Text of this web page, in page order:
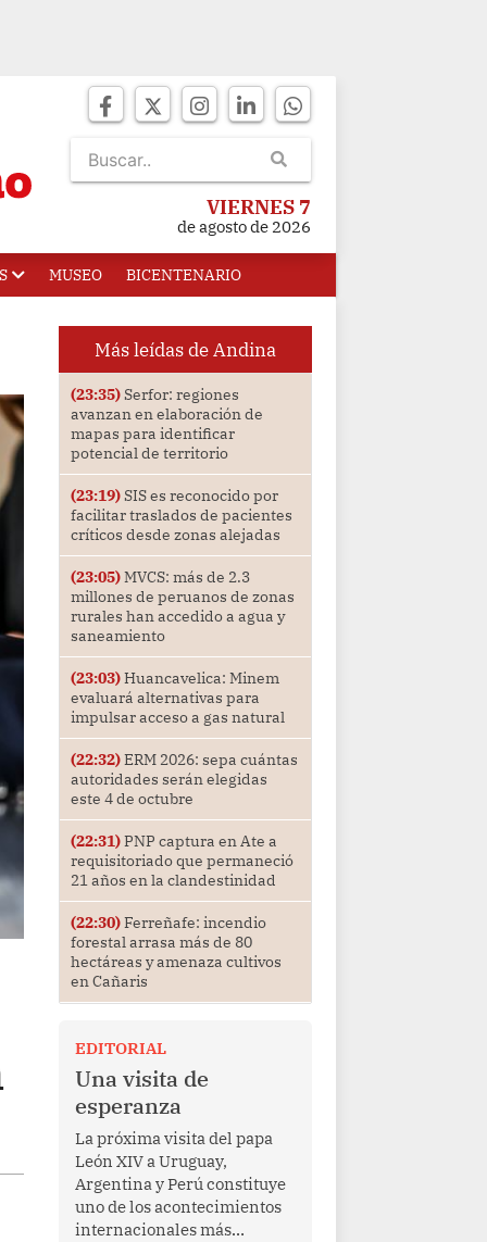
VIERNES 7
de agosto de 2026
MUSEO BICENTENARIO
Más leídas de Andina
(23:35)Serfor: regiones
avanzan en elaboración de
mapas para identificar
potencial de territorio
(23:19)SIS es reconocido por
facilitar traslados de pacientes
críticos desde zonas alejadas
(23:05)MVCS: más de 2.3
millones de peruanos de zonas
rurales han accedido a agua y
saneamiento
(23:03)Huancavelica: Minem
evaluará alternativas para
impulsar acceso a gas natural
(22:32)ERM 2026: sepa cuántas
autoridades serán elegidas
este 4 de octubre
(22:31)PNP captura en Ate a
requisitoriado que permaneció
21 años en la clandestinidad
(22:30)Ferreñafe: incendio
forestal arrasa más de 80
hectáreas y amenaza cultivos
en Cañaris
EDITORIAL
Una visita de
esperanza
La próxima visita del papa
León XIV a Uruguay,
Argentina y Perú constituye
uno de los acontecimientos
internacionales más